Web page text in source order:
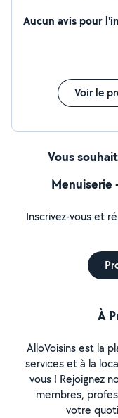
Aucun avis pour
Voir le
Vous
Menuiserie
Inscrivez-vous et
À
AlloVoisins est la
services et à la
vous ! Rejoignez
membres,
votre